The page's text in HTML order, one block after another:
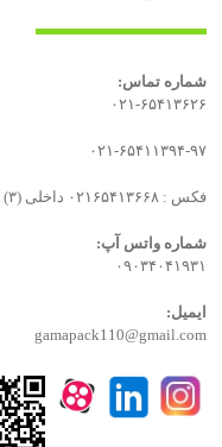
شماره تماس:
۰۲۱-۶۵۴۱۳۶۲۶
۰۲۱-۶۵۴۱۱۳۹۴-۹۷
فکس : ۰۲۱۶۵۴۱۳۶۶۸ داخلی (۳)
شماره واتس آپ:
۰۹۰۳۴۰۴۱۹۳۱
ایمیل:
gamapack110@gmail.com